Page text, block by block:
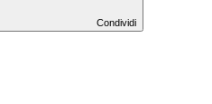
Condividi